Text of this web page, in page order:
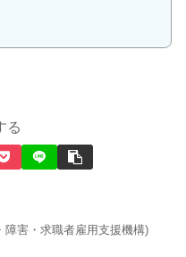
る
害・求職者雇用支援機構)